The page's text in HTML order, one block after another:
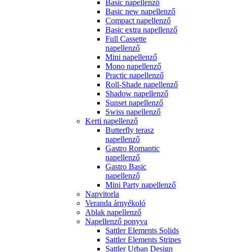
Basic napellenző
Basic new napellenző
Compact napellenző
Basic extra napellenző
Full Cassette
napellenző
Mini napellenző
Mono napellenző
Practic napellenző
Roll-Shade napellenző
Shadow napellenző
Sunset napellenző
Swiss napellenző
Kerti napellenző
Butterfly terasz
napellenző
Gastro Romantic
napellenző
Gastro Basic
napellenző
Mini Party napellenző
Napvitorla
Veranda árnyékoló
Ablak napellenző
Napellenző ponyva
Sattler Elements Solids
Sattler Elements Stripes
Sattler Urban Design